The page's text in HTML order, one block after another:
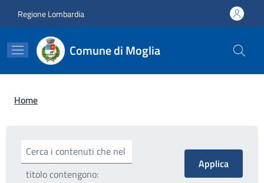
Regione Lombardia
Comune di Moglia
Briciole di pane
Home
Cerca i contenuti che nel
titolo contengono: